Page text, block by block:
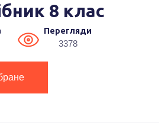
8 клас
Перегляди
3378